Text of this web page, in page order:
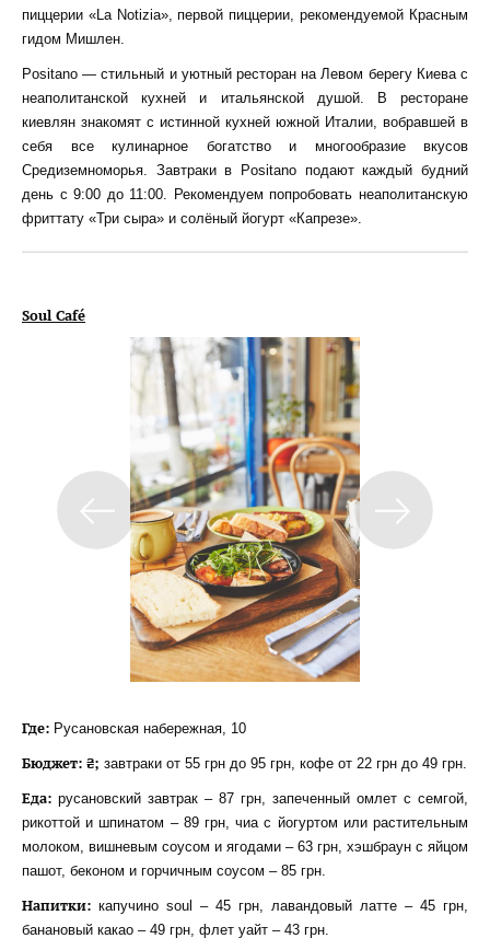
пиццерии «La Notizia», первой пиццерии, рекомендуемой Красным
гидом Мишлен.
Positano — стильный и уютный ресторан на Левом берегу Киева с
неаполитанской кухней и итальянской душой. В ресторане
киевлян знакомят с истинной кухней южной Италии, вобравшей в
себя все кулинарное богатство и многообразие вкусов
Средиземноморья. Завтраки в Positano подают каждый будний
день с 9:00 до 11:00. Рекомендуем попробовать неаполитанскую
фриттату «Три сыра» и солёный йогурт «Капрезе».
Soul Café
Где: Русановская набережная, 10
Бюджет: ₴; завтраки от 55 грн до 95 грн, кофе от 22 грн до 49 грн.
Еда: русановский завтрак – 87 грн, запеченный омлет с семгой,
рикоттой и шпинатом – 89 грн, чиа с йогуртом или растительным
молоком, вишневым соусом и ягодами – 63 грн, хэшбраун с яйцом
пашот, беконом и горчичным соусом – 85 грн.
Напитки: капучино soul – 45 грн, лавандовый латте – 45 грн,
банановый какао – 49 грн, флет уайт – 43 грн.